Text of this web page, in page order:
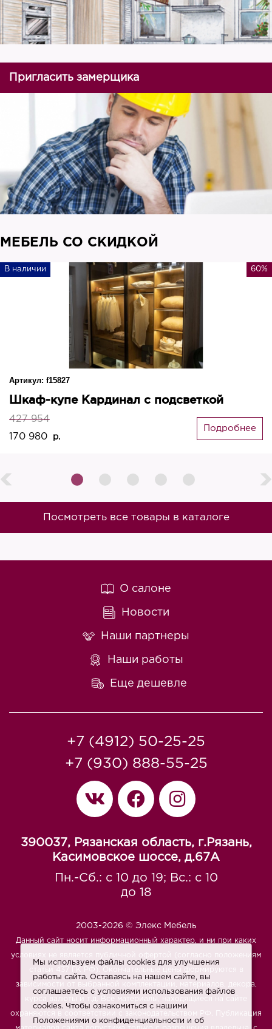
Пригласить замерщика
МЕБЕЛЬ СО СКИДКОЙ
В наличии 60%
Артикул: f15827
Шкаф-купе Кардинал с подсветкой
427 954
170 980
р.
Подробнее
Посмотреть все товары в каталоге
О салоне
Новости
Наши партнеры
Наши работы
Еще дешевле
+7 (4912) 50-25-25
+7 (930) 888-55-25
390037, Рязанская область, г.Рязань,
Касимовское шоссе, д.67A
Пн.-Сб.: с 10 до 19; Вс.: с 10
до 18
2003-2026 © Элекс Мебель
Данный сайт носит информационный характер, и ни при каких
условиях не является публичной офертой (согласно положениям
статьи 437 ГК РФ). Окончательные цены формируются в
зависимости от выбранной комплектации, материалов, декора,
курса валюты и т.д. Все материалы, находящиеся на сайте
охраняются в соответствии с законодательством РФ. Публикация
Мы используем файлы cookies для улучшения
работы сайта. Оставаясь на нашем сайте, вы
соглашаетесь с условиями использования файлов
cookies. Чтобы ознакомиться с нашими
Положениями о конфиденциальности и об